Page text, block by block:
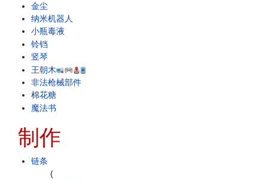
金尘
纳米机器人
小瓶毒液
铃铛
竖琴
王朝木
非法枪械部件
棉花糖
魔法书
制作
链条
(